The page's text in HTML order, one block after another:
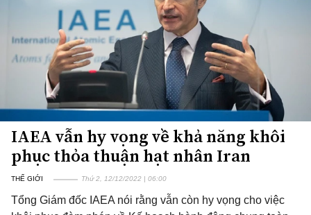
IAEA vẫn hy vọng về khả năng khôi
phục thỏa thuận hạt nhân Iran
THẾ GIỚI Thứ 2, 12/12/2022 | 06:00
Tổng Giám đốc IAEA nói rằng vẫn còn hy vọng cho việc